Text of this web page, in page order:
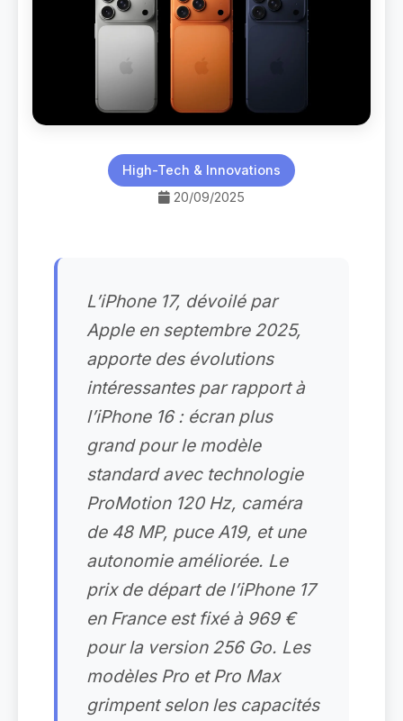
High-Tech & Innovations
20/09/2025
L’iPhone 17, dévoilé par
Apple en septembre 2025,
apporte des évolutions
intéressantes par rapport à
l’iPhone 16 : écran plus
grand pour le modèle
standard avec technologie
ProMotion 120 Hz, caméra
de 48 MP, puce A19, et une
autonomie améliorée. Le
prix de départ de l’iPhone 17
en France est fixé à 969 €
pour la version 256 Go. Les
modèles Pro et Pro Max
grimpent selon les capacités